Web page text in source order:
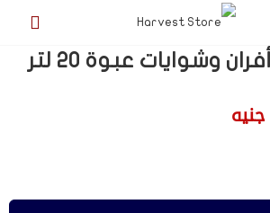
وشوايات عبوة 20 لتر
جنيه